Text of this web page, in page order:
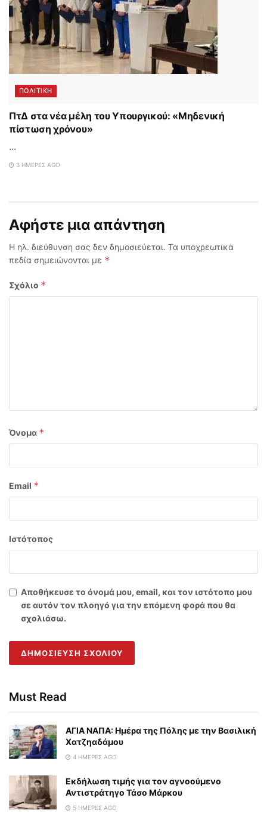
ΠΟΛΙΤΙΚΗ
ΠτΔ στα νέα μέλη του Υπουργικού: «Μηδενική
πίστωση χρόνου»
...
3 ΗΜΈΡΕΣ AGO
Αφήστε μια απάντηση
Η ηλ. διεύθυνση σας δεν δημοσιεύεται. Τα υποχρεωτικά
πεδία σημειώνονται με *
Σχόλιο *
Όνομα *
Email *
Ιστότοπος
Αποθήκευσε το όνομά μου, email, και τον ιστότοπο μου
σε αυτόν τον πλοηγό για την επόμενη φορά που θα
σχολιάσω.
Must Read
ΑΓΙΑ ΝΑΠΑ: Ημέρα της Πόλης με την Βασιλική
Χατζηαδάμου
4 ΗΜΈΡΕΣ AGO
Εκδήλωση τιμής για τον αγνοούμενο
Αντιστράτηγο Τάσο Μάρκου
5 ΗΜΈΡΕΣ AGO